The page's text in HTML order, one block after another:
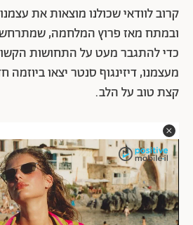
קרוב לוודאי שכולנו מוצאות את
ובמתח מאז פרוץ המלחמה,
כדי להתגבר מעט על התחושות
מעצמנו, דיזינגוף סנטר יצאו
קצת טוב על הלב.